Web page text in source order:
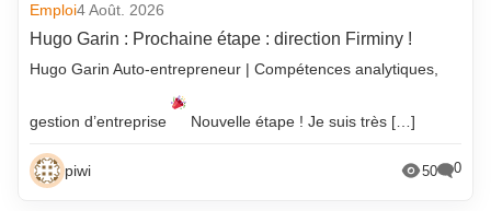
Emploi4 Août. 2026
Hugo Garin : Prochaine étape : direction Firminy !
Hugo Garin Auto-entrepreneur | Compétences analytiques,
gestion d’entreprise Nouvelle étape ! Je suis très […]
piwi 50 0